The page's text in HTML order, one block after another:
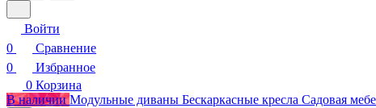
Войти
0
Сравнение
0
Избранное
0 Корзина
В наличии Модульные диваны Бескаркасные кресла Садовая